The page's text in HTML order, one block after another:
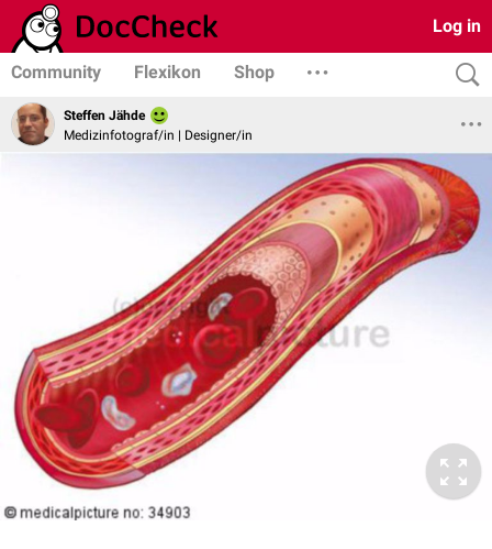
Log in
Community Flexikon Shop
Steffen Jähde
Medizinfotograf/in | Designer/in